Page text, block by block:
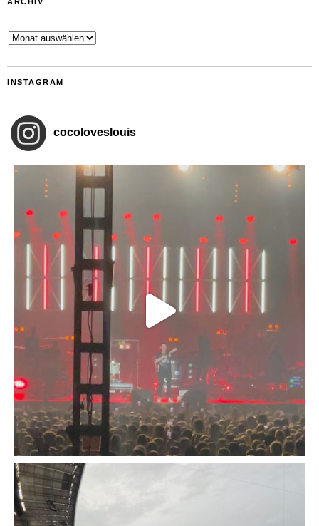
Archiv
INSTAGRAM
cocoloveslouis